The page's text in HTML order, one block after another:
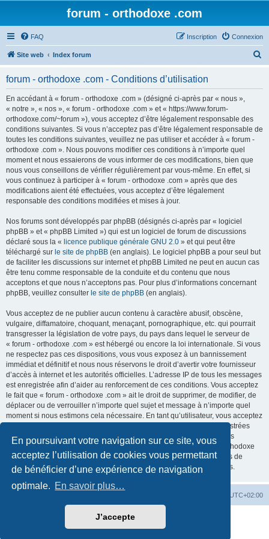
En poursuivant votre navigation sur ce site, vous
acceptez l’utilisation de cookies vous permettant
de bénéficier d’une expérience de navigation
optimale. En savoir plus…
J’accepte
forum - orthodoxe .com
FAQ Connexion
Inscription
Site web Index forum
forum - orthodoxe .com - Conditions d’utilisation
En accédant à « forum - orthodoxe .com » (désigné ci-après par « nous »,
« notre », « nos », « forum - orthodoxe .com » et « https://www.forum-
orthodoxe.com/~forum »), vous acceptez d’être légalement responsable des
conditions suivantes. Si vous n’acceptez pas d’être légalement responsable de
toutes les conditions suivantes, veuillez ne pas utiliser et accéder à « forum -
orthodoxe .com ». Nous pouvons modifier ces conditions à n’importe quel
moment et nous essaierons de vous informer de ces modifications, bien que
nous vous conseillons de vérifier régulièrement par vous-même. En effet, si
vous continuez à participer à « forum - orthodoxe .com » après que des
modifications aient été effectuées, vous acceptez d’être légalement
responsable des conditions modifiées et mises à jour.
Nos forums sont développés par phpBB (désignés ci-après par « logiciel
phpBB » et « phpBB Limited ») qui est un logiciel de forum de discussions
déclaré sous la « licence publique générale GNU 2.0 » et qui peut être
téléchargé sur le site de phpBB (en anglais). Le logiciel phpBB a pour seul but
de faciliter les discussions sur internet et phpBB Limited ne peut en aucun cas
être tenu comme responsable de la conduite et du contenu que nous
acceptons et que nous n’acceptons pas. Pour plus d’informations concernant
phpBB, veuillez consulter le site de phpBB (en anglais).
Vous acceptez de ne publier aucun contenu à caractère abusif, obscène,
vulgaire, diffamatoire, choquant, menaçant, pornographique, etc. qui pourrait
transgresser la législation de votre pays, du pays dans lequel le serveur de
« forum - orthodoxe .com » est hébergé ou encore la loi internationale. Si vous
ne respectez pas ces dispositions, vous vous exposez à un bannissement
immédiat et définitif et nous nous réservons le droit d’avertir votre fournisseur
d’accès à internet et les autorités officielles. L’adresse IP de tous les messages
est enregistrée afin d’aider au renforcement de ces conditions. Vous acceptez
le fait que « forum - orthodoxe .com » ait le droit de supprimer, de modifier, de
déplacer ou de verrouiller n’importe quel sujet et message à n’importe quel
moment si nous estimons cela nécessaire. En tant qu’utilisateur, vous acceptez
que toutes les informations que vous avez renseignées soient enregistrées
dans notre base de données. Bien que ces informations ne seront pas
diffusées à une tierce partie sans votre consentement, ni « forum - orthodoxe
.com », ni phpBB, ne pourront être tenus comme responsables en cas de
tentative de piratage informatique visant à compromettre vos données.
UTC+02:00
phpBB® Forum Software © phpBB Limited
©